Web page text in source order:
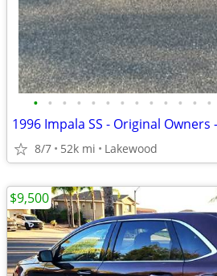
• • • • • • • • • • • • •
1996 Impala SS - Original Owners
8/7 52k mi Lakewood
$9,500